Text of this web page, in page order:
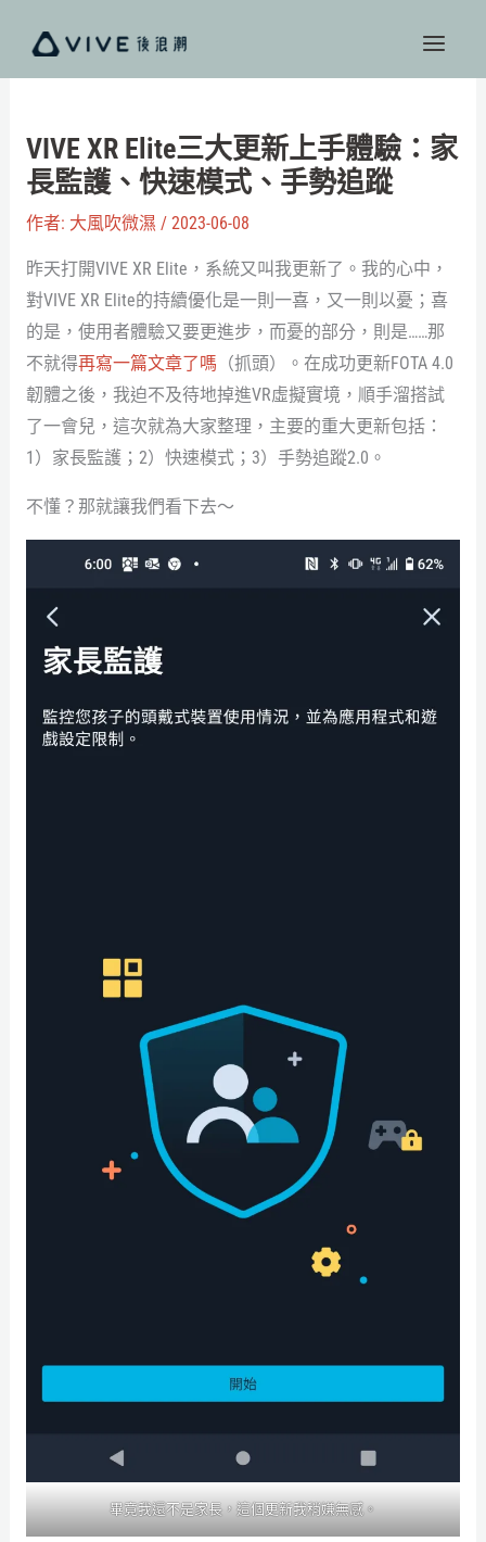
主
VIVE XR Elite三大更新上手體驗：家
長監護、快速模式、手勢追蹤
作者: 大風吹微濕 / 2023-06-08
昨天打開VIVE XR Elite，系統又叫我更新了。我的心中，
對VIVE XR Elite的持續優化是一則一喜，又一則以憂；喜
的是，使用者體驗又要更進步，而憂的部分，則是……那
不就得再寫一篇文章了嗎 （抓頭）。在成功更新FOTA 4.0
韌體之後，我迫不及待地掉進VR虛擬實境，順手溜搭試
了一會兒，這次就為大家整理，主要的重大更新包括：
1）家長監護；2）快速模式；3）手勢追蹤2.0。
不懂？那就讓我們看下去～
畢竟我還不是家長，這個更新我稍嫌無感。